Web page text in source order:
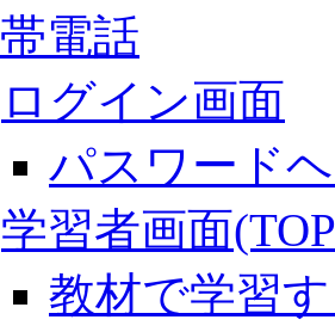
電話
ログイン画面
パスワード
学習者画面
教材で学習